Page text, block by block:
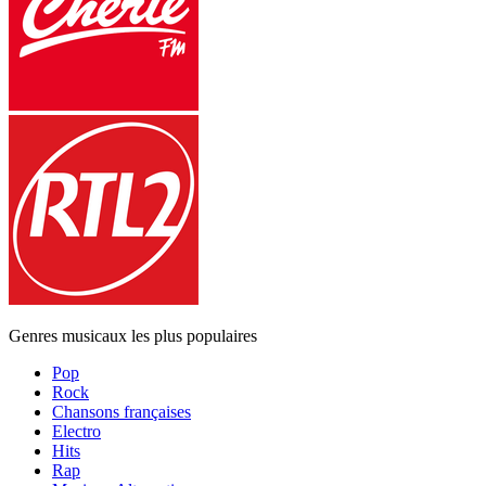
Genres musicaux les plus populaires
Pop
Rock
Chansons françaises
Electro
Hits
Rap